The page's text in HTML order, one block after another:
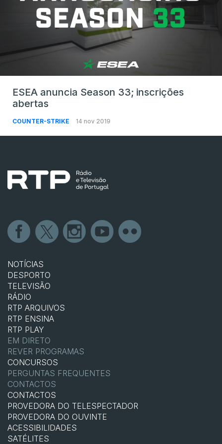
ESEA anuncia Season 33; inscrições
abertas
COUNTER-STRIKE 14 nov 2019
NOTÍCIAS
DESPORTO
TELEVISÃO
RÁDIO
RTP ARQUIVOS
RTP ENSINA
RTP PLAY
EM DIRETO
REVER PROGRAMAS
CONCURSOS
PERGUNTAS FREQUENTES
CONTACTOS
CONTACTOS
PROVEDORA DO TELESPECTADOR
PROVEDORA DO OUVINTE
ACESSIBILIDADES
SATÉLITES